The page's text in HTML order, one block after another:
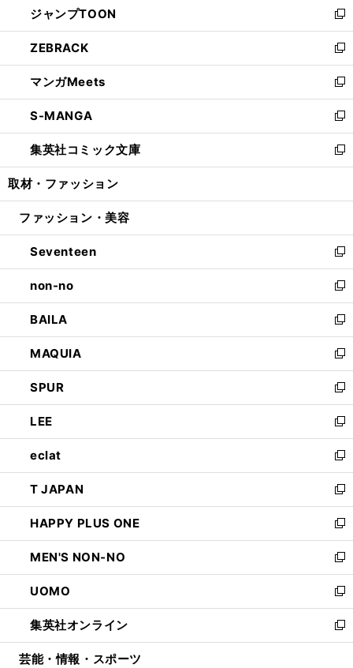
く
で
開
く
ド
ウ
で
開
く
ィ
ン
ド
ウ
で
開
く
い
ウ
ィ
ン
ド
ウ
で
開
く
ジャンプTOON
新
し
い
ウ
ィ
ン
ド
ウ
で
開
ZEBRACK
新
し
い
ウ
ィ
ン
ド
ウ
開
マンガMeets
新
し
い
ウ
ィ
ン
ウ
開
く
S-MANGA
新
し
い
ウ
ン
ウ
で
開
く
集英社コミック文庫
新
し
ウ
ン
ド
ウ
で
開
く
取材・ファッション
ファッション・美容
Seventeen
新
し
い
ウ
ィ
ン
ド
ウ
で
開
く
non-no
新
し
い
ウ
ィ
ン
ド
ウ
で
開
く
BAILA
新
し
い
ウ
ィ
ン
ド
ウ
で
開
く
MAQUIA
新
し
い
ウ
ィ
ン
ド
ウ
で
開
く
SPUR
新
し
い
ウ
ィ
ン
ド
ウ
で
開
く
LEE
新
し
い
ウ
ィ
ン
ド
ウ
で
開
く
eclat
新
し
い
ウ
ィ
ン
ド
ウ
で
開
く
T JAPAN
新
し
い
ウ
ィ
ン
ド
ウ
で
開
HAPPY PLUS ONE
新
し
い
ウ
ィ
ン
ド
ウ
MEN'S NON-NO
新
し
い
ウ
ィ
ン
UOMO
新
し
い
ウ
集英社オンライン
新
し
芸能・情報・スポーツ